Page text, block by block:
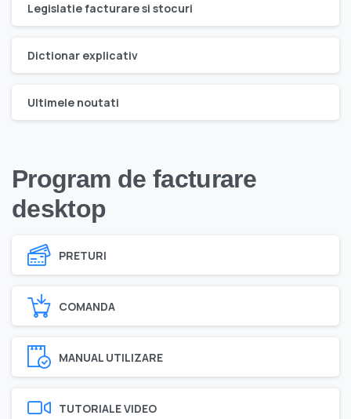
Legislatie facturare si stocuri
Dictionar explicativ
Ultimele noutati
Program de facturare
desktop
PRETURI
COMANDA
MANUAL UTILIZARE
TUTORIALE VIDEO